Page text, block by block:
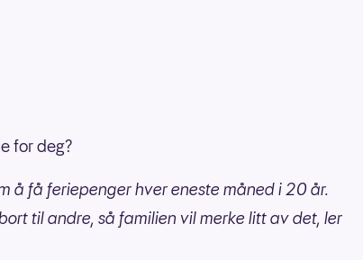
for deg?
å få feriepenger hver eneste måned i 20 år.
til andre, så familien vil merke litt av det, ler